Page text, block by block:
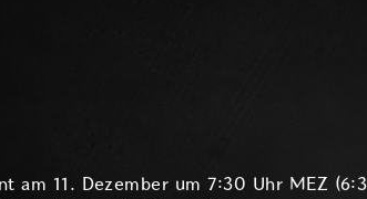
am 11. Dezember um 7:30 Uhr MEZ